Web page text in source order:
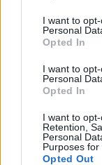
I want to
Personal
Opted In
I want to
Personal
Opted In
I want to
Retention,
Personal
Purposes for
Opted Out
Cenefas